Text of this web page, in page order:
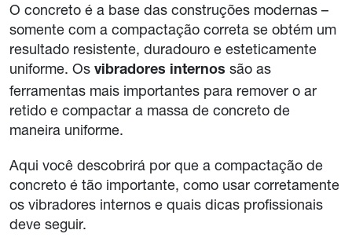
O concreto é a base das construções modernas –
somente com a compactação correta se obtém um
resultado resistente, duradouro e esteticamente
uniforme. Os vibradores internos são as
ferramentas mais importantes para remover o ar
retido e compactar a massa de concreto de
maneira uniforme.
Aqui você descobrirá por que a compactação de
concreto é tão importante, como usar corretamente
os vibradores internos e quais dicas profissionais
deve seguir.